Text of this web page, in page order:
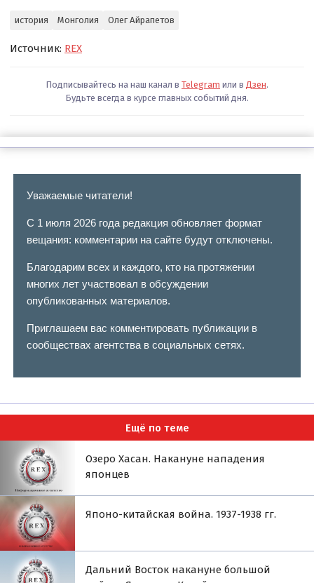
история Монголия Олег Айрапетов
Источник: REX
Подписывайтесь на наш канал в Telegram или в Дзен.
Будьте всегда в курсе главных событий дня.
Уважаемые читатели!
С 1 июля 2026 года редакция обновляет формат
вещания: комментарии на сайте будут отключены.
Благодарим всех и каждого, кто на протяжении
многих лет участвовал в обсуждении
опубликованных материалов.
Приглашаем вас комментировать публикации в
сообществах агентства в социальных сетях.
Ещё по теме
Озеро Хасан. Накануне нападения
японцев
Японо-китайская война. 1937-1938 гг.
Дальний Восток накануне большой